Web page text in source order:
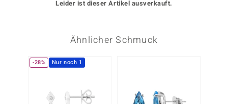
Leider ist dieser Artikel ausverkauft.
Ähnlicher Schmuck
-28% Nur noch 1